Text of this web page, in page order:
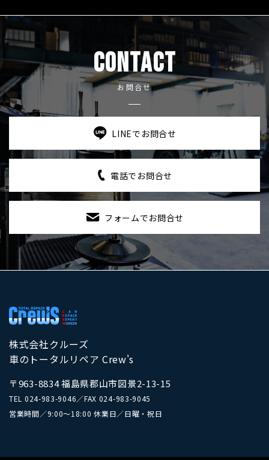
CONTACT
お問合せ
LINEでお問合せ
電話でお問合せ
フォームでお問合せ
株式会社クルーズ
車のトータルリペア Crew's
〒963-8834 福島県郡山市図景2-13-15
TEL 024-983-9046／FAX 024-983-9045
営業時間／9:00～18:00 休業日／日曜・祝日